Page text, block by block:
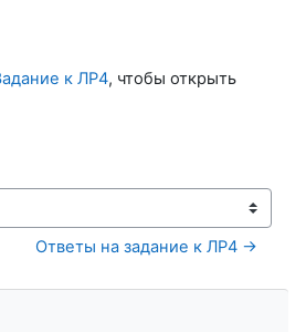
к ЛР4, чтобы открыть
Ответы на задание к ЛР4 →